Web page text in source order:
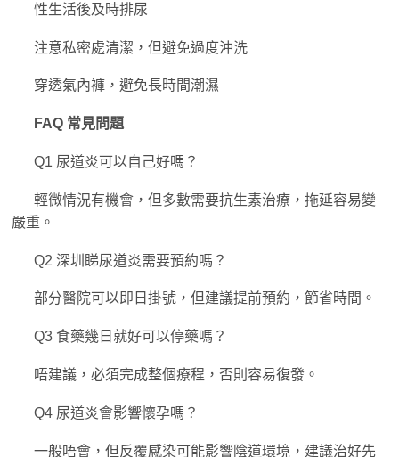
性生活後及時排尿
注意私密處清潔，但避免過度沖洗
穿透氣內褲，避免長時間潮濕
FAQ 常見問題
Q1 尿道炎可以自己好嗎？
輕微情況有機會，但多數需要抗生素治療，拖延容易變
嚴重。
Q2 深圳睇尿道炎需要預約嗎？
部分醫院可以即日掛號，但建議提前預約，節省時間。
Q3 食藥幾日就好可以停藥嗎？
唔建議，必須完成整個療程，否則容易復發。
Q4 尿道炎會影響懷孕嗎？
一般唔會，但反覆感染可能影響陰道環境，建議治好先